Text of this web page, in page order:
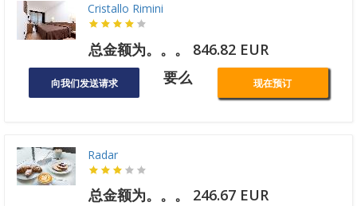
Cristallo Rimini
总金额为。。。 846.82 EUR
向我们发送请求 要么 现在预订
Radar
总金额为。。。 246.67 EUR